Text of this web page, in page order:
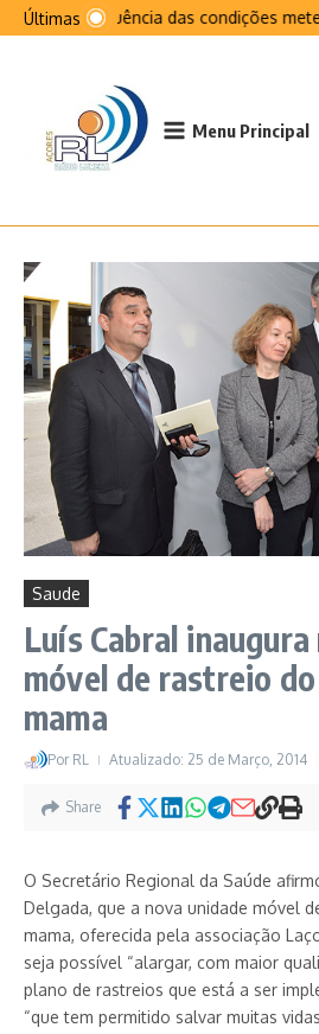
Ir para o conteúdo
ÚltimasNa sequência das condições
Menu Principal
Saude
Luís Cabral
móvel de rastreio
mama
Por RL Atualizado: 25 de Março, 2014
Share
O Secretário Regional da Saúde
Delgada, que a nova unidade móvel
mama, oferecida pela associação
seja possível “alargar, com maior
plano de rastreios que está a ser
“que tem permitido salvar muitas